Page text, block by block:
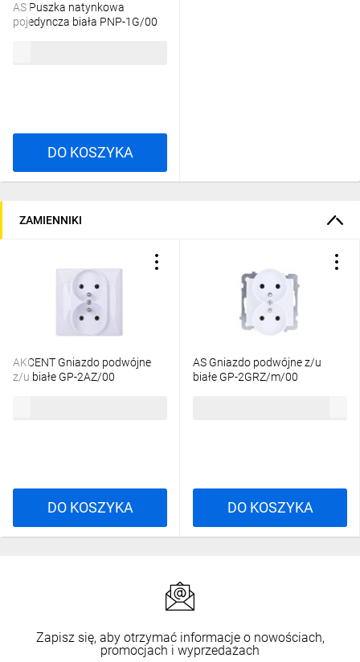
AS Puszka natynkowa
pojedyncza biała PNP-1G/00
DO KOSZYKA
ZAMIENNIKI
AKCENT Gniazdo podwójne
z/u białe GP-2AZ/00
DO KOSZYKA
AS Gniazdo podwójne z/u
białe GP-2GRZ/m/00
DO KOSZYKA
Zapisz się, aby otrzymać informacje o nowościach,
promocjach i wyprzedażach